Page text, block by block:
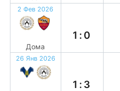
2 Фев 2026
Дома
1:0
26 Янв 2026
1:3